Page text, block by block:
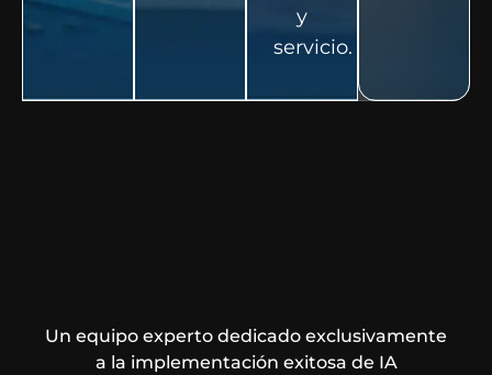
y
servicio.
Un equipo experto dedicado exclusivamente
a la implementación exitosa de IA